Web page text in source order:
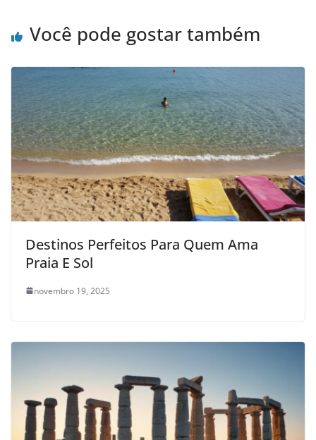
Você pode gostar também
Destinos Perfeitos Para Quem Ama
Praia E Sol
novembro 19, 2025